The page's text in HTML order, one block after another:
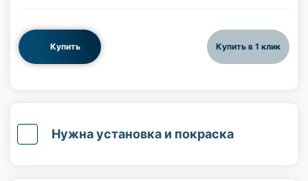
Купить Купить в 1 клик
Нужна установка и покраска